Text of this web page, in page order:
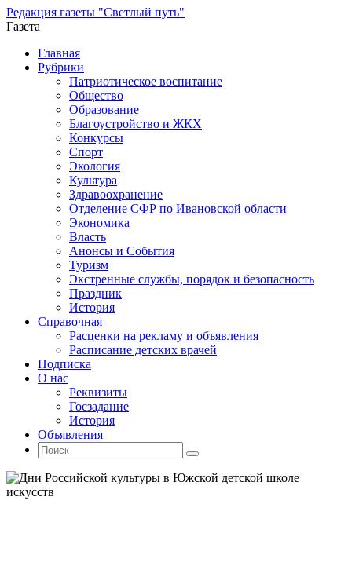
Редакция газеты "Светлый путь"
Газета
Промотать
содержимому
Главная
Рубрики
Патриотическое воспитание
Общество
Образование
Благоустройство и ЖКХ
Конкурсы
Спорт
Экология
Культура
Здравоохранение
Отделение СФР по Ивановской области
Экономика
Власть
Анонсы и События
Туризм
Экстренные службы, порядок и безопасность
Праздник
История
Справочная
Расценки на рекламу и объявления
Расписание детских врачей
Подписка
О нас
Реквизиты
Госзадание
История
Объявления
Поиск
Искать:
Поиск